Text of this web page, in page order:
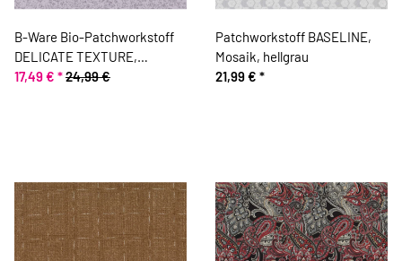
B-Ware Bio-Patchworkstoff
DELICATE TEXTURE,
Strichelchen, hellgrau-
17,49 € *24,99 €
Patchworkstoff BASELINE,
Mosaik, hellgrau
21,99 € *